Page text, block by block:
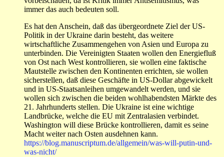
immer das auch bedeuten soll.
Es hat den Anschein, daß das übergeordnete Ziel der US-
Politik in der Ukraine darin besteht, das weitere
wirtschaftliche Zusammengehen von Asien und Europa zu
unterbinden. Die Vereinigten Staaten wollen den Energiefluß
von Ost nach West kontrollieren, sie wollen eine faktische
Mautstelle zwischen den Kontinenten errichten, sie wollen
sicherstellen, daß diese Geschäfte in US-Dollar abgewickelt
und in US-Staatsanleihen umgewandelt werden, und sie
wollen sich zwischen die beiden wohlhabendsten Märkte des
21. Jahrhunderts stellen. Die Ukraine ist eine wichtige
Landbrücke, welche die EU mit Zentralasien verbindet.
Washington will diese Brücke kontrollieren, damit es seine
Macht weiter nach Osten ausdehnen kann.
https://blog.manuscriptum.de/allgemein/was-will-putin-und-
was-nicht/